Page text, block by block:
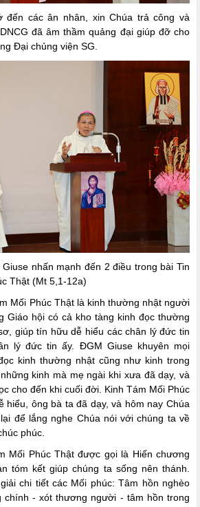
đến các ân nhân, xin Chúa trả công và
đã âm thầm quảng đại giúp đỡ cho
Đại chủng viện SG.
nhấn mạnh đến 2 điều trong bài Tin
Thật (Mt 5,1-12a)
Mối Phúc Thật là kinh thường nhật người
Giáo hội có cả kho tàng kinh đọc thường
giúp tín hữu dễ hiểu các chân lý đức tin
lý đức tin ấy. ĐGM Giuse khuyên mọi
kinh thường nhật cũng như kinh trong
kinh mà mẹ ngài khi xưa đã dạy, và
cho đến khi cuối đời. Kinh Tám Mối Phúc
hiểu, ông bà ta đã dạy, và hôm nay Chúa
để lắng nghe Chúa nói với chúng ta về
phúc.
Mối Phúc Thật được gọi là Hiến chương
tóm kết giúp chúng ta sống nên thánh.
chi tiết các Mối phúc: Tâm hồn nghèo
chính - xót thương người - tâm hồn trong